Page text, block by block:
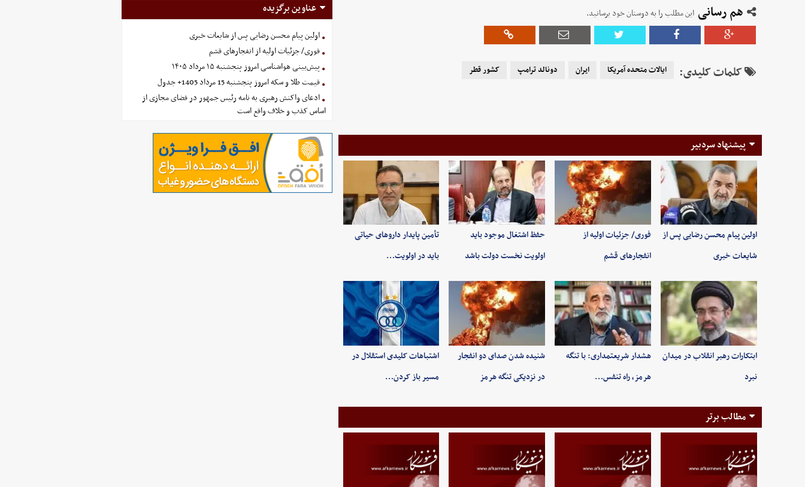
هم رسانی این مطلب را به دوستان خود برسانید.
کلمات کلیدی: ایالات متحده آمریکا ایران دونالد ترامپ کشور قطر
پیشنهاد سردبیر
اولین پیام محسن رضایی پس از
شایعات خبری
فوری/ جزئیات اولیه از
انفجارهای قشم
حفظ اشتغال موجود باید
اولویت نخست دولت باشد
تأمین پایدار داروهای حیاتی
باید در اولویت…
ابتکارات رهبر انقلاب در میدان
نبرد
هشدار شریعتمداری: با تنگه
هرمز، راه تنفس…
شنیده شدن صدای دو انفجار
در نزدیکی تنگه هرمز
اشتباهات کلیدی استقلال در
مسیر باز کردن…
مطالب برتر
عناوین برگزیده
اولین پیام محسن رضایی پس از شایعات خبری
فوری/ جزئیات اولیه از انفجارهای قشم
پیش‌بینی هواشناسی امروز پنجشنبه ۱۵ مرداد ۱۴۰۵
قیمت طلا و سکه امروز پنجشنبه 15 مرداد 1405+ جدول
ادعای واکنش رهبری به نامه رئیس جمهور در فضای مجازی از
اساس کذب و خلاف واقع است